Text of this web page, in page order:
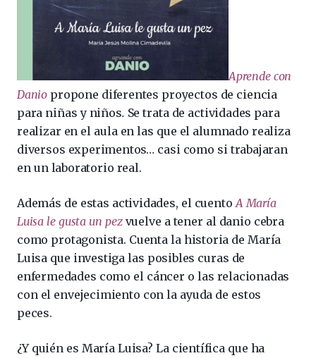
Aprende con
Danio propone diferentes proyectos de ciencia
para niñas y niños. Se trata de actividades para
realizar en el aula en las que el alumnado realiza
diversos experimentos… casi como si trabajaran
en un laboratorio real.
Además de estas actividades, el cuento A María
Luisa le gusta un pezvuelve a tener al danio cebra
como protagonista. Cuenta la historia de María
Luisa que investiga las posibles curas de
enfermedades como el cáncer o las relacionadas
con el envejecimiento con la ayuda de estos
peces.
¿Y quién es María Luisa? La científica que ha